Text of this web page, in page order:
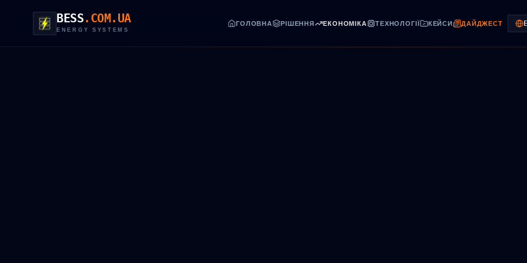
BESS.COM.UA
ENERGY SYSTEMS
ГОЛОВНА РІШЕННЯ ЕКОНОМІКА ТЕХНОЛОГІЇ КЕЙСИ ДАЙДЖЕСТ